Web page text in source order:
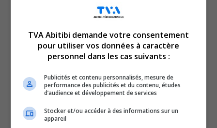
On revient sur la mort de
cet homme survenu
dimanche, à Amos…
L’accusé de meurtre dans cette histoire, Konstantin
Grenier Naud, a comparu de nouveau, plus tôt cet après-
TVA Abitibi demande votre consentement
pour utiliser vos données à caractère
personnel dans les cas suivants :
Publicités et contenu personnalisés, mesure de
performance des publicités et du contenu, études
d’audience et développement de services
Stocker et/ou accéder à des informations sur un
appareil